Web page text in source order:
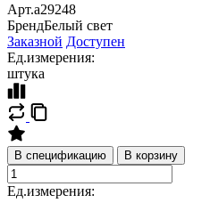
Арт.a29248
БрендБелый свет
Заказной Доступен
Ед.измерения:
штука
В спецификацию В корзину
Ед.измерения: